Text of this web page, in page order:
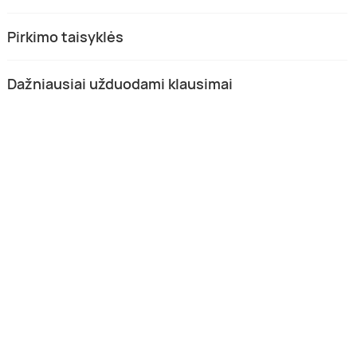
Pirkimo taisyklės
Dažniausiai užduodami klausimai